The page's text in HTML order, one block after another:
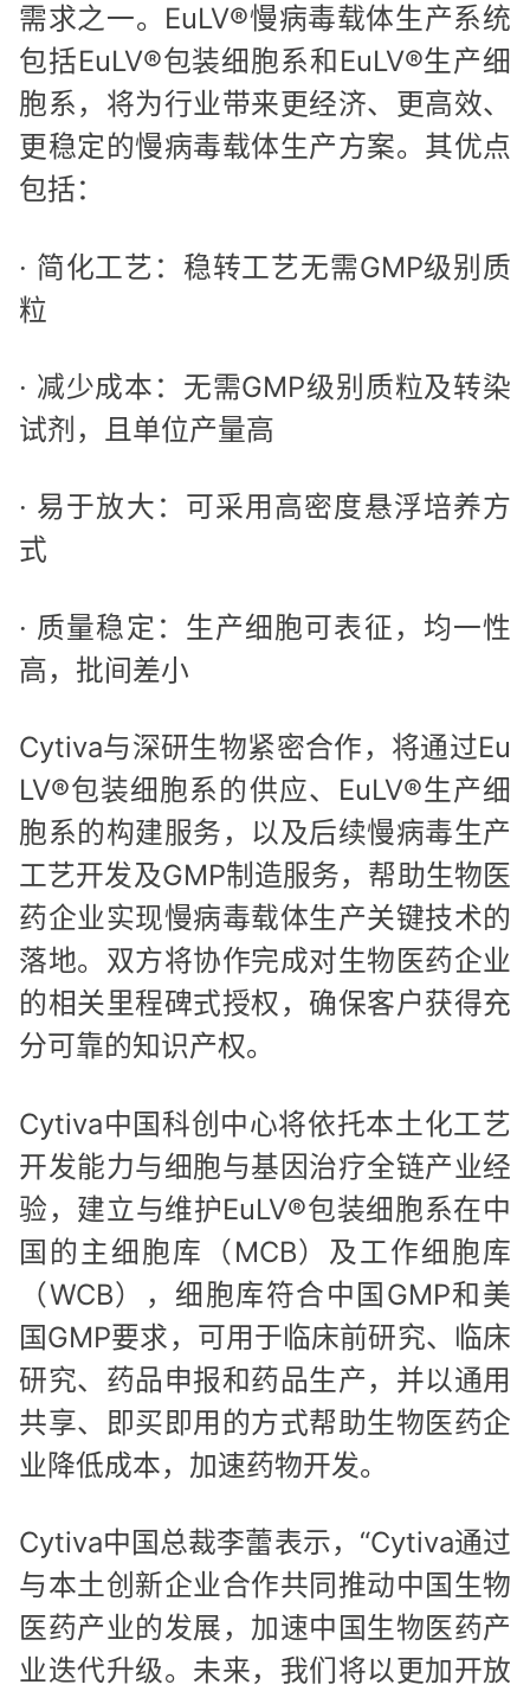
需求之一。EuLV®慢病毒载体生产系统
包括EuLV®包装细胞系和EuLV®生产细
胞系，将为行业带来更经济、更高效、
更稳定的慢病毒载体生产方案。其优点
包括：
· 简化工艺：稳转工艺无需GMP级别质
粒
· 减少成本：无需GMP级别质粒及转染
试剂，且单位产量高
· 易于放大：可采用高密度悬浮培养方
式
· 质量稳定：生产细胞可表征，均一性
高，批间差小
Cytiva与深研生物紧密合作，将通过Eu
LV®包装细胞系的供应、EuLV®生产细
胞系的构建服务，以及后续慢病毒生产
工艺开发及GMP制造服务，帮助生物医
药企业实现慢病毒载体生产关键技术的
落地。双方将协作完成对生物医药企业
的相关里程碑式授权，确保客户获得充
分可靠的知识产权。
Cytiva中国科创中心将依托本土化工艺
开发能力与细胞与基因治疗全链产业经
验，建立与维护EuLV®包装细胞系在中
国的主细胞库（MCB）及工作细胞库
（WCB），细胞库符合中国GMP和美
国GMP要求，可用于临床前研究、临床
研究、药品申报和药品生产，并以通用
共享、即买即用的方式帮助生物医药企
业降低成本，加速药物开发。
Cytiva中国总裁李蕾表示，“Cytiva通过
与本土创新企业合作共同推动中国生物
医药产业的发展，加速中国生物医药产
业迭代升级。未来，我们将以更加开放